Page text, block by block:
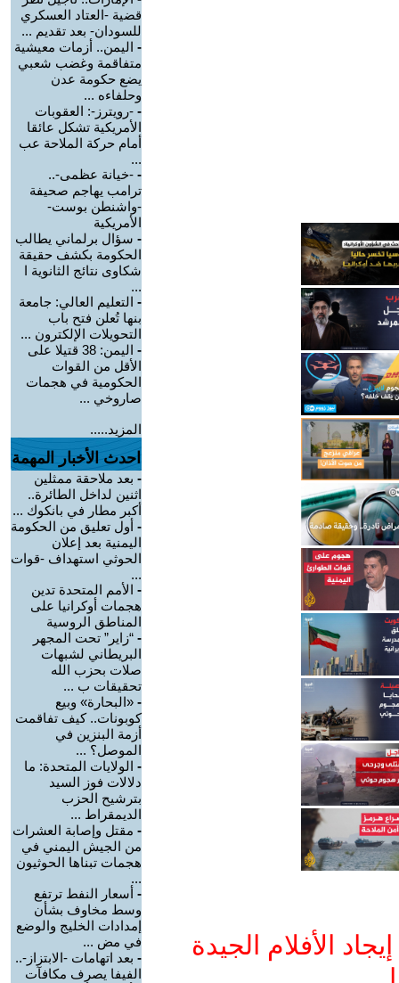
الأفلام الجيدة
قضية -العتاد العسكري
للسودان- بعد تقديم ...
- اليمن.. أزمات معيشية
متفاقمة وغضب شعبي
يضع حكومة عدن
وحلفاءه ...
- -رويترز-: العقوبات
الأمريكية تشكل عائقا
أمام حركة الملاحة عب
...
- -خيانة عظمى-..
ترامب يهاجم صحيفة
-واشنطن بوست-
الأمريكية
- سؤال برلماني يطالب
الحكومة بكشف حقيقة
شكاوى نتائج الثانوية ا
...
- التعليم العالي: جامعة
بنها تُعلن فتح باب
التحويلات الإلكترون ...
-
اليمن: 38 قتيلا على
الأقل من القوات
الحكومية في هجمات
صاروخي ...
المزيد.....
احدث الأخبار المهمة
- بعد ملاحقة ممثلين
اثنين لداخل الطائرة..
أكبر مطار في بانكوك ...
- أول تعليق من الحكومة
اليمنية بعد إعلان
الحوثي استهداف -قوات
...
- الأمم المتحدة تدين
هجمات أوكرانيا على
المناطق الروسية
- “زاير” تحت المجهر
البريطاني لشبهات
صلات بحزب الله
تحقيقات ب ...
- «البحارة» وبيع
كوبونات.. كيف تفاقمت
أزمة البنزين في
الموصل؟ ...
- الولايات المتحدة: ما
دلالات فوز السيد
بترشيح الحزب
الديمقراط ...
- مقتل وإصابة العشرات
من الجيش اليمني في
هجمات تبناها الحوثيون
...
- أسعار النفط ترتفع
وسط مخاوف بشأن
إمدادات الخليج والوضع
في مض ...
- بعد اتهامات -الابتزاز-..
الفيفا يصرف مكافآت